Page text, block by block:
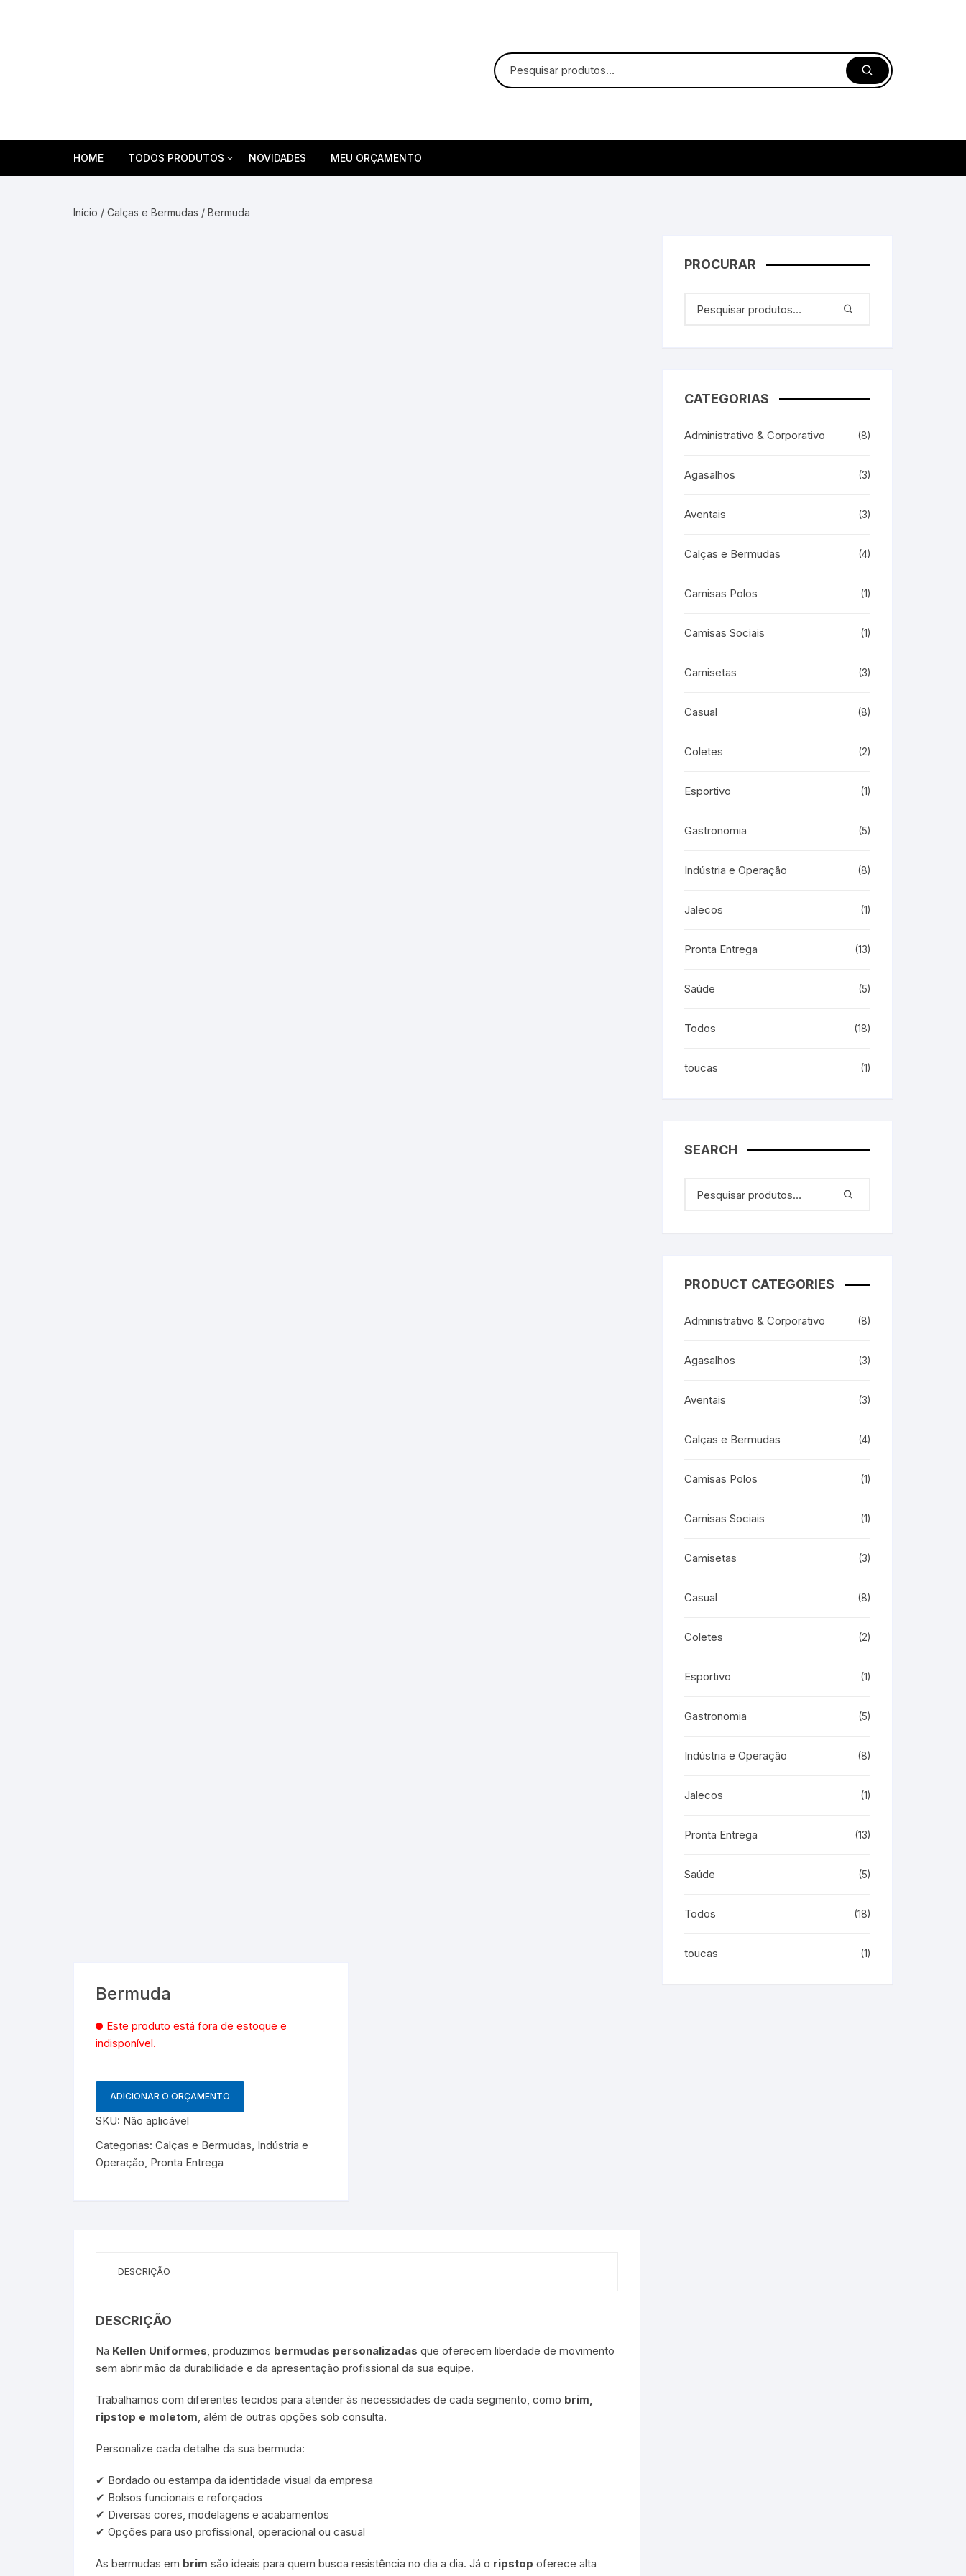
HOME TODOS PRODUTOS NOVIDADES MEU ORÇAMENTO
Início / Calças e Bermudas / Bermuda
Bermuda
Este produto está fora de estoque e
indisponível.
ADICIONAR O ORÇAMENTO
SKU: Não aplicável
Categorias: Calças e Bermudas, Indústria e
Operação, Pronta Entrega
DESCRIÇÃO
DESCRIÇÃO
Na Kellen Uniformes, produzimos bermudas personalizadas que oferecem liberdade de movimento
sem abrir mão da durabilidade e da apresentação profissional da sua equipe.
Trabalhamos com diferentes tecidos para atender às necessidades de cada segmento, como brim,
ripstop e moletom, além de outras opções sob consulta.
Personalize cada detalhe da sua bermuda:
✔ Bordado ou estampa da identidade visual da empresa
✔ Bolsos funcionais e reforçados
✔ Diversas cores, modelagens e acabamentos
✔ Opções para uso profissional, operacional ou casual
As bermudas em brim são ideais para quem busca resistência no dia a dia. Já o ripstop oferece alta
PROCURAR
CATEGORIAS
Administrativo & Corporativo (8)
Agasalhos (3)
Aventais (3)
Calças e Bermudas (4)
Camisas Polos (1)
Camisas Sociais (1)
Camisetas (3)
Casual (8)
Coletes (2)
Esportivo (1)
Gastronomia (5)
Indústria e Operação (8)
Jalecos (1)
Pronta Entrega (13)
Saúde (5)
Todos (18)
toucas (1)
SEARCH
PRODUCT CATEGORIES
Administrativo & Corporativo (8)
Agasalhos (3)
Aventais (3)
Calças e Bermudas (4)
Camisas Polos (1)
Camisas Sociais (1)
Camisetas (3)
Casual (8)
Coletes (2)
Esportivo (1)
Gastronomia (5)
Indústria e Operação (8)
Jalecos (1)
Pronta Entrega (13)
Saúde (5)
Todos (18)
toucas (1)